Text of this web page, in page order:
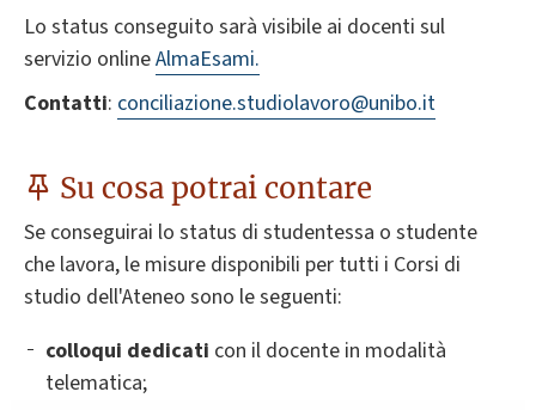
Lo status conseguito sarà visibile ai docenti sul
servizio onlineAlmaEsami.
Contatti: conciliazione.studiolavoro@unibo.it
Su cosa potrai contare
Se conseguirai lo status di studentessa o studente
che lavora, le misure disponibili per tutti i Corsi di
studio dell'Ateneo sono le seguenti:
colloqui dedicati con il docente in modalità
telematica;